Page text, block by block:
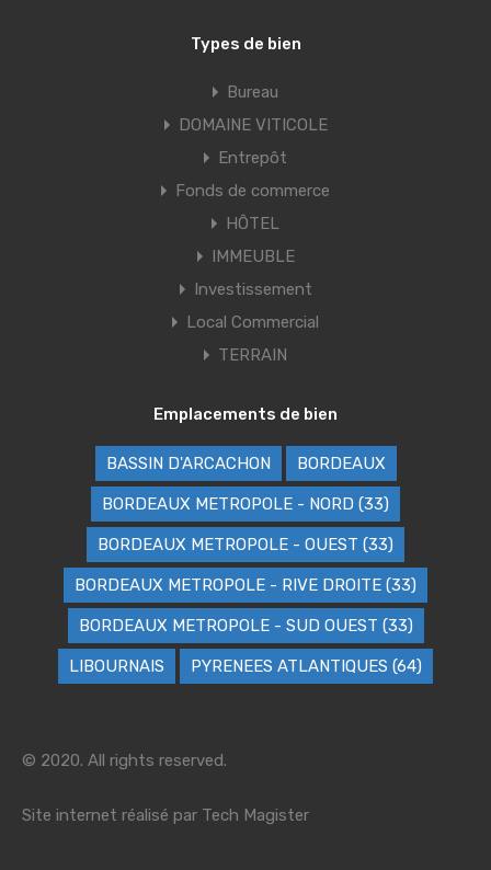
Types de bien
Bureau
DOMAINE VITICOLE
Entrepôt
Fonds de commerce
HÔTEL
IMMEUBLE
Investissement
Local Commercial
TERRAIN
Emplacements de bien
BASSIN D'ARCACHON BORDEAUX
BORDEAUX METROPOLE - NORD (33)
BORDEAUX METROPOLE - OUEST (33)
BORDEAUX METROPOLE - RIVE DROITE (33)
BORDEAUX METROPOLE - SUD OUEST (33)
LIBOURNAIS PYRENEES ATLANTIQUES (64)
© 2020. All rights reserved.
Site internet réalisé par Tech Magister